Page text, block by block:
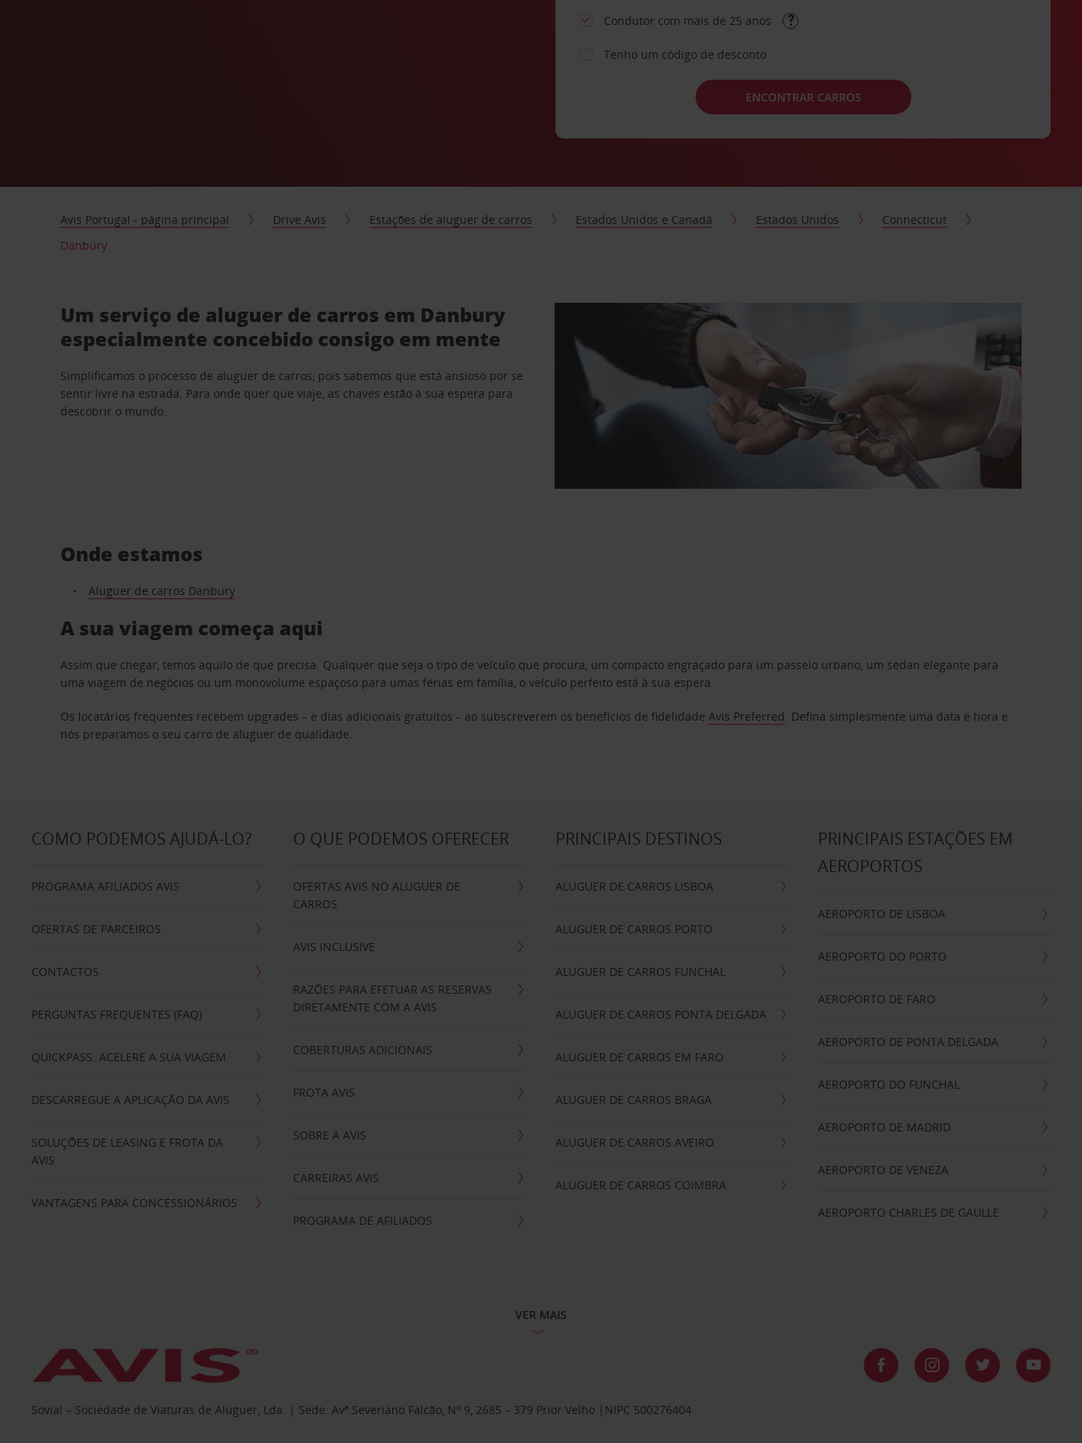
Condutor com mais de 25 anos
Tenho um código de desconto
ENCONTRAR CARROS
Avis Portugal - página principal Drive Avis Estações de aluguer de carros Estados Unidos e Canadá Estados Unidos
Connecticut
Danbury
Um serviço de aluguer de carros em Danbury
especialmente concebido consigo em mente
Simplificamos o processo de aluguer de carros, pois sabemos que está ansioso por se
sentir livre na estrada. Para onde quer que viaje, as chaves estão à sua espera para
descobrir o mundo.
Onde estamos
Aluguer de carros Danbury
A sua viagem começa aqui
Assim que chegar, temos aquilo de que precisa. Qualquer que seja o tipo de veículo que procura, um compacto engraçado para um passeio urbano, um sedan elegante para
uma viagem de negócios ou um monovolume espaçoso para umas férias em família, o veículo perfeito está à sua espera.
Os locatários frequentes recebem upgrades – e dias adicionais gratuitos – ao subscreverem os benefícios de fidelidadeAvis Preferred. Defina simplesmente uma data e hora e
nós preparamos o seu carro de aluguer de qualidade.
COMO PODEMOS AJUDÁ-LO?
PROGRAMA AFILIADOS AVIS
OFERTAS DE PARCEIROS
CONTACTOS
PERGUNTAS FREQUENTES (FAQ)
QUICKPASS: ACELERE A SUA VIAGEM
DESCARREGUE A APLICAÇÃO DA AVIS
SOLUÇÕES DE LEASING E FROTA DA
AVIS
VANTAGENS PARA CONCESSIONÁRIOS
O QUE PODEMOS OFERECER
OFERTAS AVIS NO ALUGUER DE
CARROS
AVIS INCLUSIVE
RAZÕES PARA EFETUAR AS RESERVAS
DIRETAMENTE COM A AVIS
COBERTURAS ADICIONAIS
FROTA AVIS
SOBRE A AVIS
CARREIRAS AVIS
PROGRAMA DE AFILIADOS
PRINCIPAIS DESTINOS
ALUGUER DE CARROS LISBOA
ALUGUER DE CARROS PORTO
ALUGUER DE CARROS FUNCHAL
ALUGUER DE CARROS PONTA DELGADA
ALUGUER DE CARROS EM FARO
ALUGUER DE CARROS BRAGA
ALUGUER DE CARROS AVEIRO
ALUGUER DE CARROS COIMBRA
PRINCIPAIS ESTAÇÕES EM
AEROPORTOS
AEROPORTO DE LISBOA
AEROPORTO DO PORTO
AEROPORTO DE FARO
AEROPORTO DE PONTA DELGADA
AEROPORTO DO FUNCHAL
AEROPORTO DE MADRID
AEROPORTO DE VENEZA
AEROPORTO CHARLES DE GAULLE
VER MAIS
Sovial – Sociedade de Viaturas de Aluguer, Lda. | Sede: Avª Severiano Falcão, Nº 9, 2685 – 379 Prior Velho |NIPC 500276404